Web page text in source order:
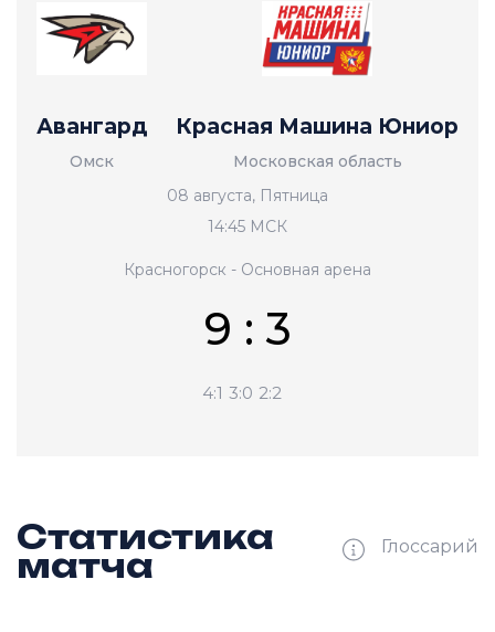
Авангард
Омск
08 августа, Пятница
14:45 МСК
Красногорск - Основная арена
9 : 3
4:1 3:0 2:2
Красная Машина Юниор
Московская область
Статистика
матча Глоссарий